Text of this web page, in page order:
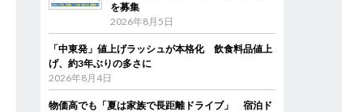
を募集
2026年8月5日
「中東発」値上げラッシュが本格化 飲食料品値上
げ、約3年ぶりの多さに
2026年8月4日
物価高でも「夏は家族で長距離ドライブ」 宿泊ド